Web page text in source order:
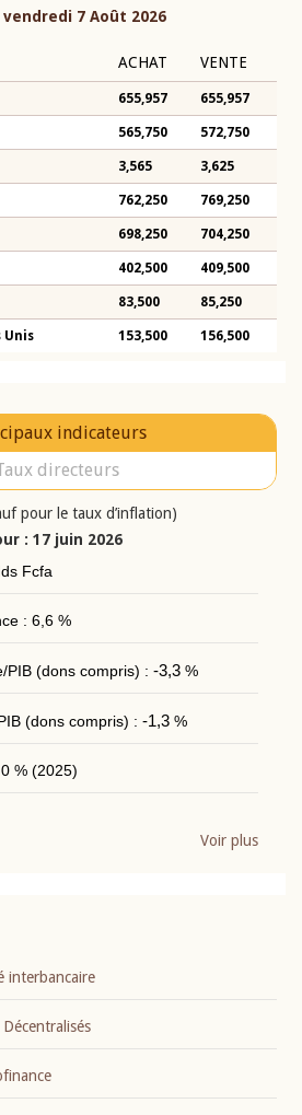
7 Août 2026
ACHAT VENTE
655,957 655,957
565,750 572,750
3,565 3,625
762,250 769,250
698,250 704,250
402,500 409,500
83,500 85,250
Unis 153,500 156,500
indicateurs
directeurs
pour le taux d’inflation)
: 17 juin 2026
Fcfa
: 6,6 %
PIB (dons compris) : -3,3%
(dons compris) : -1,3%
% (2025)
Voir plus
interbancaire